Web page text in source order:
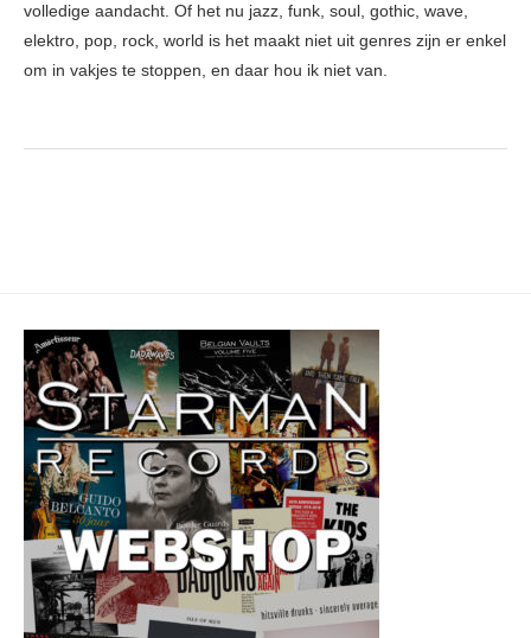
volledige aandacht. Of het nu jazz, funk, soul, gothic, wave,
elektro, pop, rock, world is het maakt niet uit genres zijn er enkel
om in vakjes te stoppen, en daar hou ik niet van.